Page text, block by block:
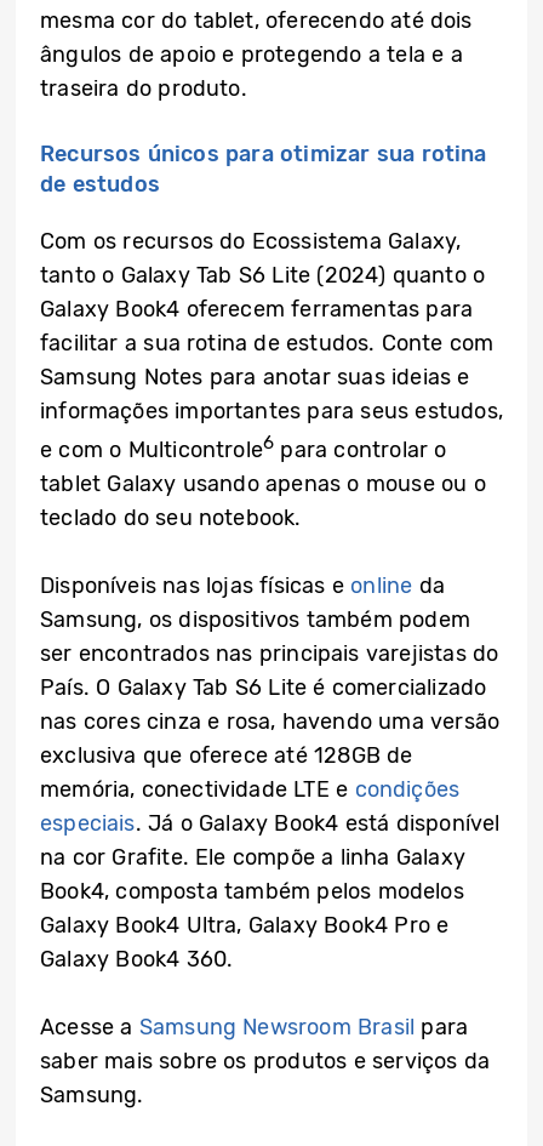
mesma cor do tablet, oferecendo até dois
ângulos de apoio e protegendo a tela e a
traseira do produto.
Recursos únicos para otimizar sua rotina
de estudos
Com os recursos do Ecossistema Galaxy,
tanto o Galaxy Tab S6 Lite (2024) quanto o
Galaxy Book4 oferecem ferramentas para
facilitar a sua rotina de estudos. Conte com
Samsung Notes para anotar suas ideias e
informações importantes para seus estudos,
e com o Multicontrole6 para controlar o
tablet Galaxy usando apenas o mouse ou o
teclado do seu notebook.
Disponíveis nas lojas físicas e online da
Samsung, os dispositivos também podem
ser encontrados nas principais varejistas do
País. O Galaxy Tab S6 Lite é comercializado
nas cores cinza e rosa, havendo uma versão
exclusiva que oferece até 128GB de
memória, conectividade LTE e condições
especiais. Já o Galaxy Book4 está disponível
na cor Grafite. Ele compõe a linha Galaxy
Book4, composta também pelos modelos
Galaxy Book4 Ultra, Galaxy Book4 Pro e
Galaxy Book4 360.
Acesse a Samsung Newsroom Brasil para
saber mais sobre os produtos e serviços da
Samsung.